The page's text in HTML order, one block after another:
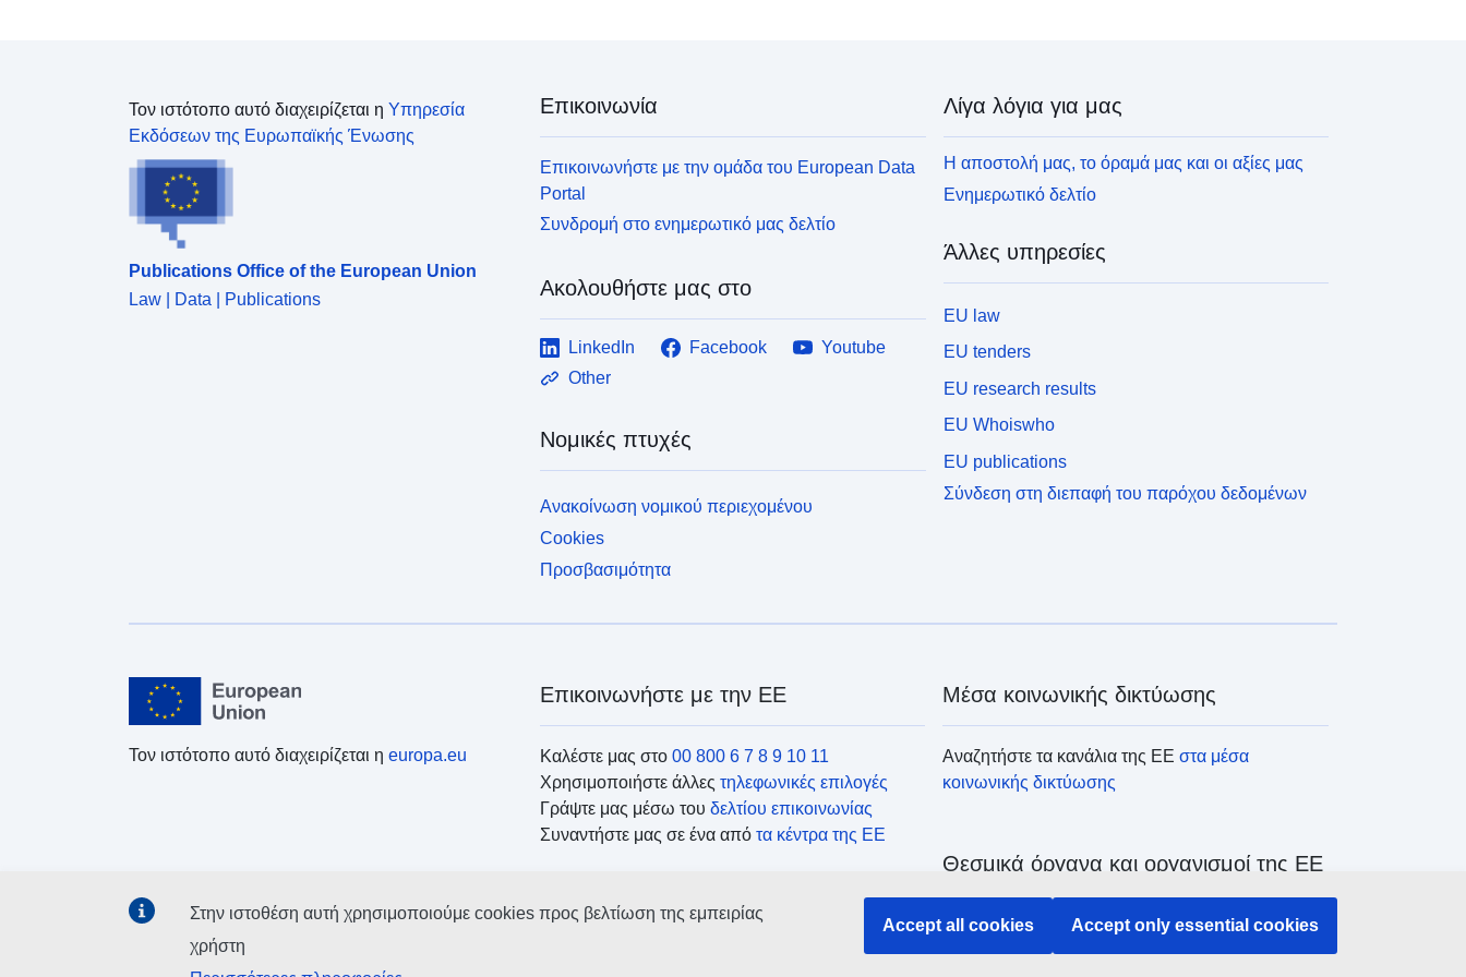
Τον ιστότοπο αυτό διαχειρίζεται η Υπηρεσία
Εκδόσεων της Ευρωπαϊκής Ένωσης
Publications Office of the European Union
Law | Data | Publications
Επικοινωνία
Επικοινωνήστε με την ομάδα του European Data
Portal
Συνδρομή στο ενημερωτικό μας δελτίο
Ακολουθήστε μας στο
LinkedIn Facebook
Youtube
Other
Νομικές πτυχές
Ανακοίνωση νομικού περιεχομένου
Cookies
Προσβασιμότητα
Λίγα λόγια για μας
Η αποστολή μας, το όραμά μας και οι αξίες μας
Ενημερωτικό δελτίο
Άλλες υπηρεσίες
EU law
EU tenders
EU research results
EU Whoiswho
EU publications
Σύνδεση στη διεπαφή του παρόχου δεδομένων
Τον ιστότοπο αυτό διαχειρίζεται η europa.eu
Επικοινωνήστε με την ΕΕ
Καλέστε μας στο 00 800 6 7 8 9 10 11
Χρησιμοποιήστε άλλες τηλεφωνικές επιλογές
Γράψτε μας μέσω του δελτίου επικοινωνίας
Συναντήστε μας σε ένα από τα κέντρα της ΕΕ
Μέσα κοινωνικής δικτύωσης
Αναζητήστε τα κανάλια της ΕΕστα μέσα
κοινωνικής δικτύωσης
Θεσμικά όργανα και οργανισμοί της ΕΕ
Αναζήτηση όλων των θεσμικών και λοιπών
οργάνων και οργανισμών της ΕΕ
Στην ιστοθέση αυτή χρησιμοποιούμε cookies προς βελτίωση της εμπειρίας
χρήστη
Accept all cookies Accept only essential cookies